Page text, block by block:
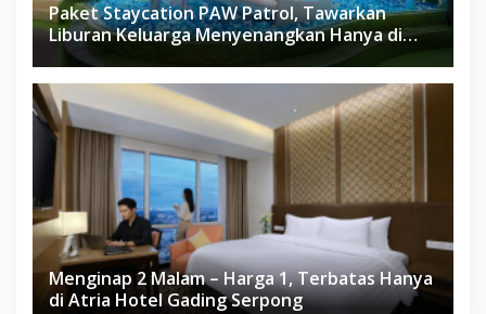
Paket Staycation PAW Patrol, Tawarkan
Liburan Keluarga Menyenangkan Hanya di
Herloom Hotel BSD
Menginap 2 Malam – Harga 1, Terbatas Hanya
di Atria Hotel Gading Serpong